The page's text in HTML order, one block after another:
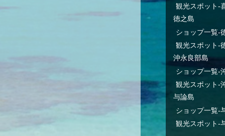
観光スポット-
徳之島
ショップ一覧-
観光スポット-
沖永良部島
ショップ一覧-
観光スポット-
与論島
ショップ一覧-
観光スポット-